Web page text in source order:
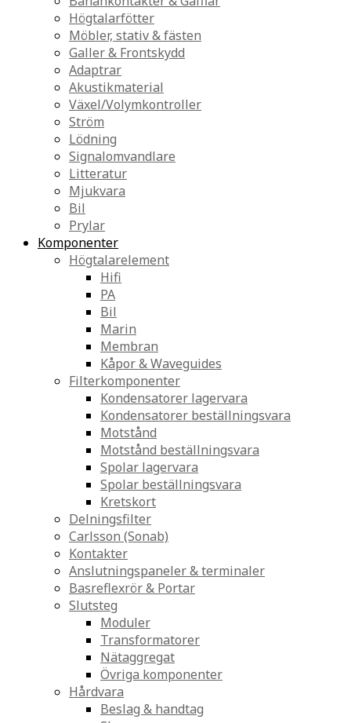
Högtalarfötter
Möbler, stativ & fästen
Galler & Frontskydd
Adaptrar
Akustikmaterial
Växel/Volymkontroller
Ström
Lödning
Signalomvandlare
Litteratur
Mjukvara
Bil
Prylar
Komponenter
Högtalarelement
Hifi
PA
Bil
Marin
Membran
Kåpor & Waveguides
Filterkomponenter
Kondensatorer lagervara
Kondensatorer beställningsvara
Motstånd
Motstånd beställningsvara
Spolar lagervara
Spolar beställningsvara
Kretskort
Delningsfilter
Carlsson (Sonab)
Kontakter
Anslutningspaneler & terminaler
Basreflexrör & Portar
Slutsteg
Moduler
Transformatorer
Nätaggregat
Övriga komponenter
Hårdvara
Beslag & handtag